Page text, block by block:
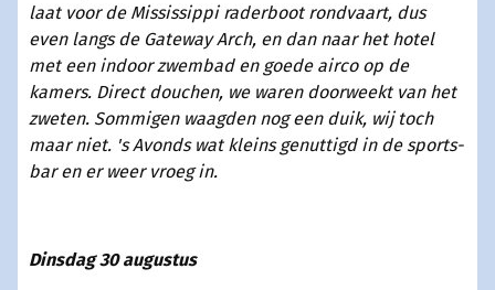
laat voor de Mississippi raderboot rondvaart, dus
even langs de Gateway Arch, en dan naar het hotel
met een indoor zwembad en goede airco op de
kamers. Direct douchen, we waren doorweekt van het
zweten. Sommigen waagden nog een duik, wij toch
maar niet. 's Avonds wat kleins genuttigd in de sports-
bar en er weer vroeg in.
Dinsdag 30 augustus